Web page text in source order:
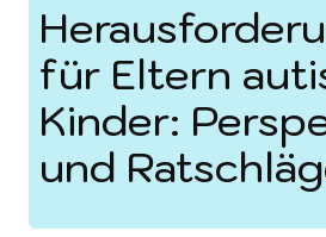
für Eltern
Kinder:
und